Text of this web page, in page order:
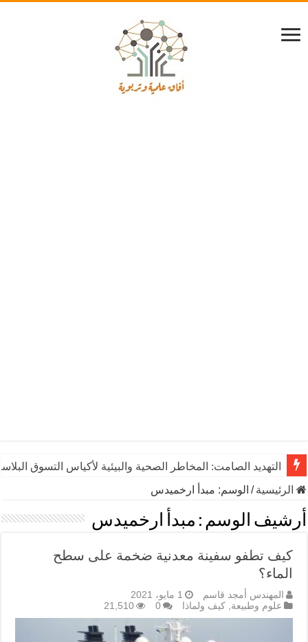
التهديد الصامت: المخاطر الصحية والبيئية لأكياس التسوق
الرئيسية/ الوسم: مبدأ ارخميدس
أرشيف الوسم : مبدأ ارخميدس
كيف تطفو سفينة معدنية ضخمة على سطح
الماء؟
المهندس أمجد قاسم
1 مايو، 2021
علوم وطبيعة, كيف ولماذا 0
21,510